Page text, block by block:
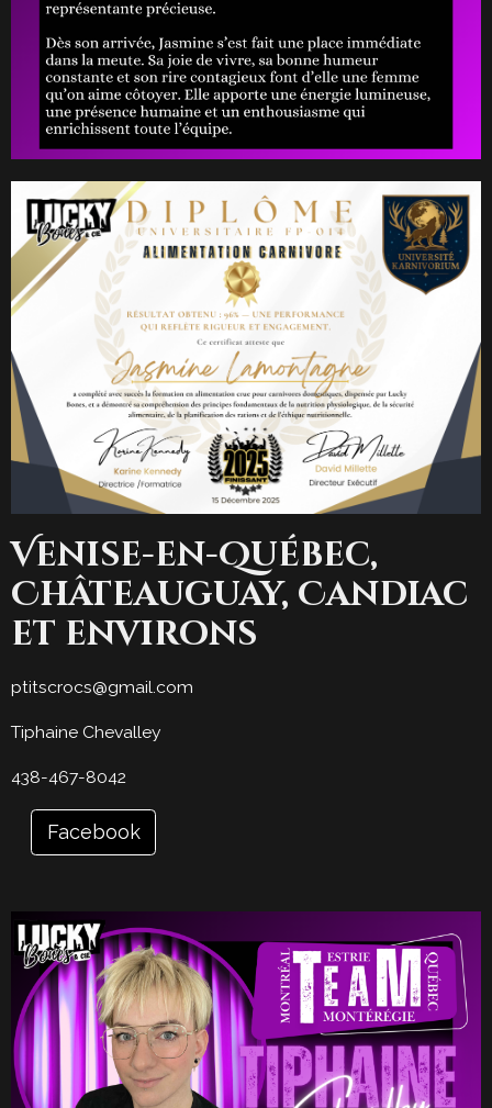
Venise-en-Québec,
Châteauguay, Candiac
et environs
ptitscrocs@gmail.com
Tiphaine Chevalley
438-467-8042
Facebook